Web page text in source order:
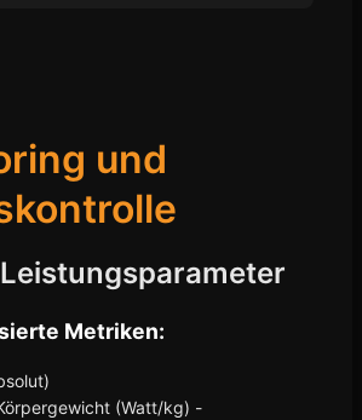
und
Metriken:
(Watt/kg) -